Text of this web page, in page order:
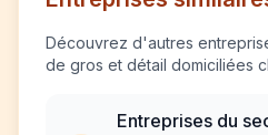
Découvrez d'autres
de gros et détail domiciliées
Entreprises du